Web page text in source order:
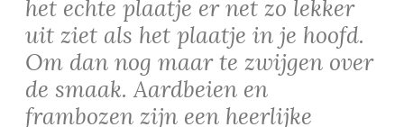
het echte plaatje er net zo lekker
uit ziet als het plaatje in je hoofd.
Om dan nog maar te zwijgen over
de smaak. Aardbeien en
frambozen zijn een heerlijke